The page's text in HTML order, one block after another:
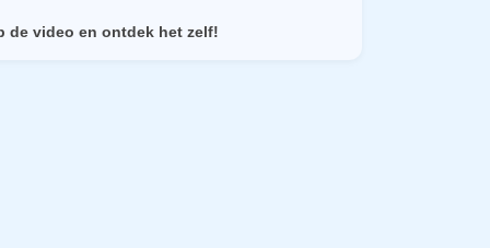
de video en ontdek het zelf!